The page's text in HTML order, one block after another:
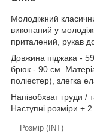
Молодіжний
виконаний у
приталений, рукав
Довжина піджака -
брюк - 90 см.
поліестер), злегка
Напівобхват груди /
Наступні розміри + 2
Розмір (INT)